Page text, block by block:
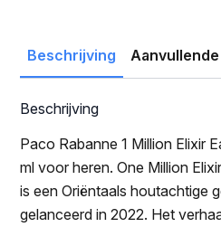
Beschrijving
Beschrijving
Paco Rabanne 1 Million Elixir
ml voor heren. One Million
is een Oriëntaals houtachtige
gelanceerd in 2022. Het